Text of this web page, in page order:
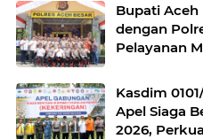
Bupati Aceh
dengan
Pelayanan
Kasdim
Apel Siaga
2026,